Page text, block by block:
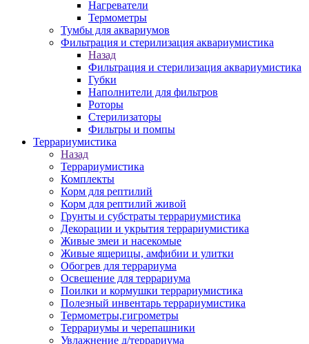
Нагреватели
Термометры
Тумбы для аквариумов
Фильтрация и стерилизация аквариумистика
Назад
Фильтрация и стерилизация аквариумистика
Губки
Наполнители для фильтров
Роторы
Стерилизаторы
Фильтры и помпы
Террариумистика
Назад
Террариумистика
Комплекты
Корм для рептилий
Корм для рептилий живой
Грунты и субстраты террариумистика
Декорации и укрытия террариумистика
Живые змеи и насекомые
Живые ящерицы, амфибии и улитки
Обогрев для террариума
Освещение для террариума
Поилки и кормушки террариумистика
Полезный инвентарь террариумистика
Термометры,гигрометры
Террариумы и черепашники
Увлажнение д/террариума